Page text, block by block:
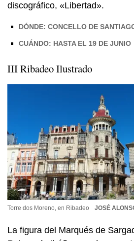
discográfico, «Libertad».
DÓNDE: CONCELLO DE
CUÁNDO: HASTA EL 19 DE JUNIO
III Ribadeo Ilustrado
Torre dos Moreno, en Ribadeo JOSÉ
La figura del Marqués de